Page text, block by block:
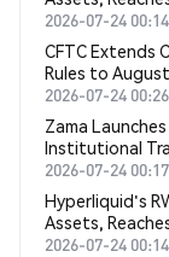
2026-07-24 00:14
CFTC Extends
Rules to
2026-07-24 00:26
Zama
Institutional
2026-07-24 00:17
Hyperliquid's
Assets,
2026-07-24 00:14